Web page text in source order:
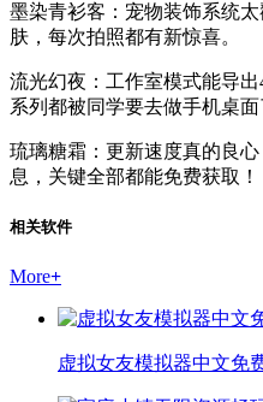
墨染青衫客：宠物装饰系统
肤，每次拍照都有新惊喜。
流光幻夜：工作室模式能导
系列都被同学要去做手机桌面
琉璃糖霜：更新速度真的良
息，关键全部都能免费获取！
相关软件
More+
虚拟女友模拟器中文免